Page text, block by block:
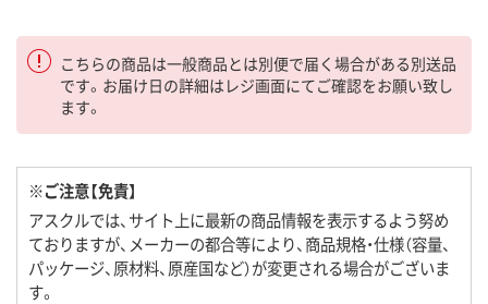
こちらの商品は一般商品とは別便で届く場合がある別送品
です。お届け日の詳細はレジ画面にてご確認をお願い致し
ます。
※ご注意【免責】
アスクルでは、サイト上に最新の商品情報を表示するよう努め
ておりますが、メーカーの都合等により、商品規格・仕様（容量、
パッケージ、原材料、原産国など）が変更される場合がございま
す。